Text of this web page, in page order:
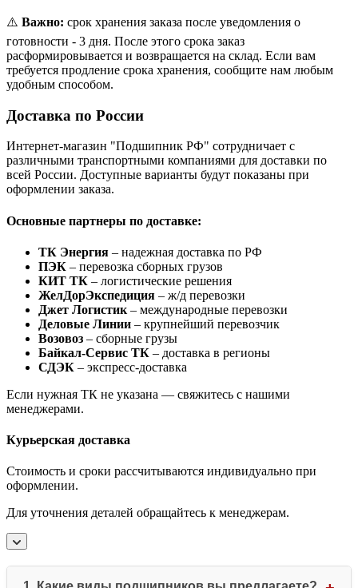
⚠️ Важно: срок хранения заказа после уведомления о
готовности - 3 дня. После этого срока заказ
расформировывается и возвращается на склад. Если вам
требуется продление срока хранения, сообщите нам любым
удобным способом.
Доставка по России
Интернет-магазин "Подшипник РФ" сотрудничает с
различными транспортными компаниями для доставки по
всей России. Доступные варианты будут показаны при
оформлении заказа.
Основные партнеры по доставке:
ТК Энергия – надежная доставка по РФ
ПЭК – перевозка сборных грузов
КИТ ТК – логистические решения
ЖелДорЭкспедиция – ж/д перевозки
Джет Логистик – международные перевозки
Деловые Линии – крупнейший перевозчик
Возовоз – сборные грузы
Байкал-Сервис ТК – доставка в регионы
СДЭК – экспресс-доставка
Если нужная ТК не указана — свяжитесь с нашими
менеджерами.
Курьерская доставка
Стоимость и сроки рассчитываются индивидуально при
оформлении.
Для уточнения деталей обращайтесь к менеджерам.